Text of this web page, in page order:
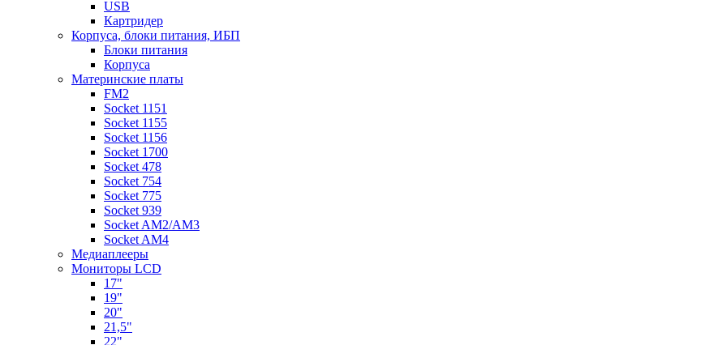
USB
Картридер
Корпуса, блоки питания, ИБП
Блоки питания
Корпуса
Материнские платы
FM2
Socket 1151
Socket 1155
Socket 1156
Socket 1700
Socket 478
Socket 754
Socket 775
Socket 939
Socket AM2/AM3
Socket AM4
Медиаплееры
Мониторы LCD
17"
19"
20"
21,5"
22"